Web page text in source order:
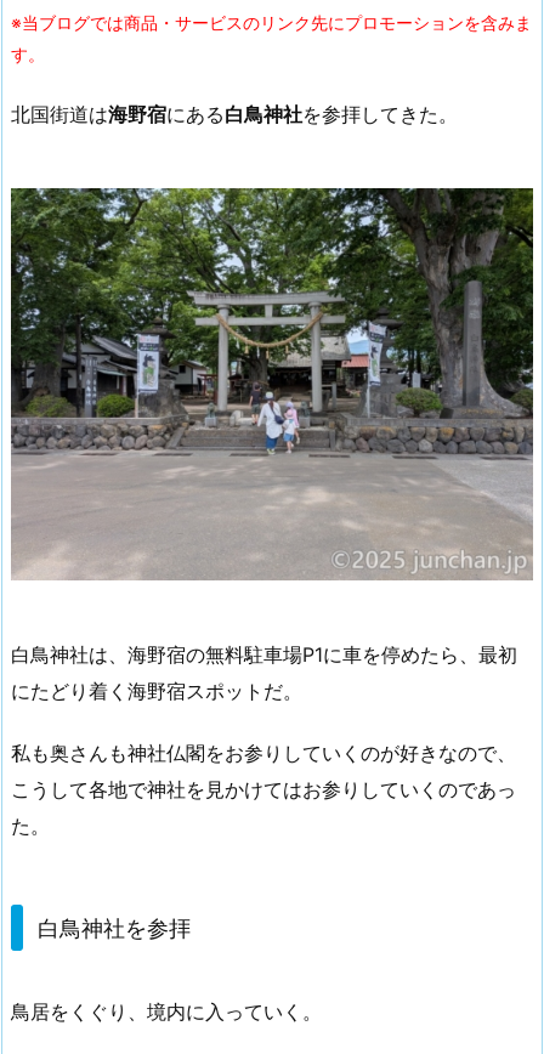
※当ブログでは商品・サービスのリンク先にプロモーションを含みま
す。
北国街道は海野宿にある白鳥神社を参拝してきた。
白鳥神社は、海野宿の無料駐車場P1に車を停めたら、最初
にたどり着く海野宿スポットだ。
私も奥さんも神社仏閣をお参りしていくのが好きなので、
こうして各地で神社を見かけてはお参りしていくのであっ
た。
白鳥神社を参拝
鳥居をくぐり、境内に入っていく。